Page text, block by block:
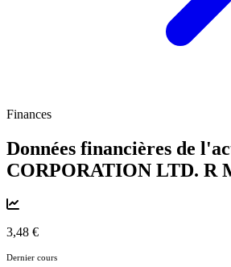
Finances
Données financières de
CORPORATION LTD. R
3,48 €
Dernier cours